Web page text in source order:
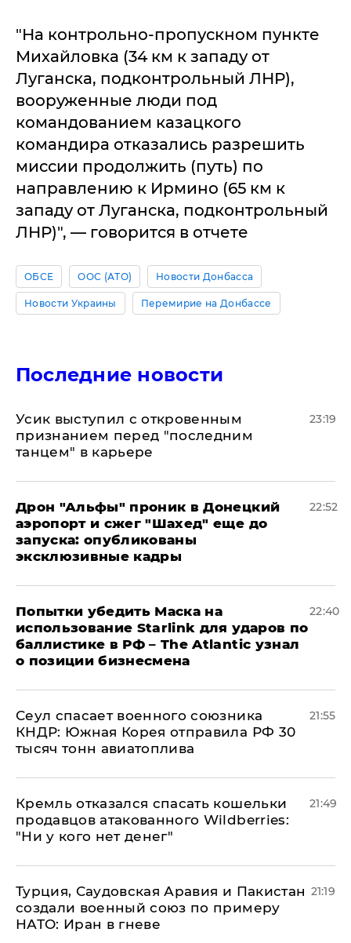
"На контрольно-пропускном пункте
Михайловка (34 км к западу от
Луганска, подконтрольный ЛНР),
вооруженные люди под
командованием казацкого
командира отказались разрешить
миссии продолжить (путь) по
направлению к Ирмино (65 км к
западу от Луганска, подконтрольный
ЛНР)", — говорится в отчете
ОБСЕ ООС (АТО) Новости Донбасса
Новости Украины Перемирие на Донбассе
Последние новости
Усик выступил с откровенным
признанием перед "последним
танцем" в карьере
23:19
Дрон "Альфы" проник в Донецкий
аэропорт и сжег "Шахед" еще до
запуска: опубликованы
эксклюзивные кадры
22:52
Попытки убедить Маска на
использование Starlink для ударов по
баллистике в РФ – The Atlantic узнал
о позиции бизнесмена
22:40
​Сеул спасает военного союзника
КНДР: Южная Корея отправила РФ 30
тысяч тонн авиатоплива
21:55
Кремль отказался спасать кошельки
продавцов атакованного Wildberries:
"Ни у кого нет денег"
21:49
Турция, Саудовская Аравия и Пакистан
создали военный союз по примеру
НАТО: Иран в гневе
21:19